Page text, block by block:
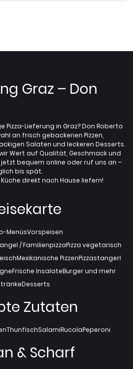
Graz – Don
Pizza-Lieferung in Graz? Don Roberto
an frisch gebackenen Pizzen,
Salaten und leckeren Desserts.
Wert auf Qualität, Geschmack und
jetzt bequem online oder ruf uns an –
bis spät.
direkt nach Hause liefern!
MenüsVorspeisen
/ FamilienpizzaPizza vegetarisch
Mexikanische PizzenPizzastangerl
Frische InsalateBurger und mehr
Desserts
Zutaten
ThunfischSalamiRucolaPeperoni
& Scharf